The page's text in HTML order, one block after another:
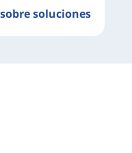
soluciones